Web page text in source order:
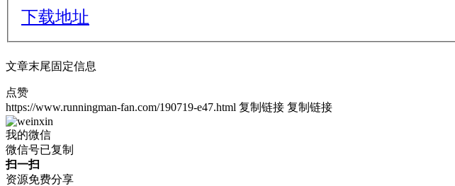
下载地址
文章末尾固定信息
点赞
https://www.runningman-fan.com/190719-e47.html 复制链接 复制链接
我的微信
微信号已复制
扫一扫
资源免费分享